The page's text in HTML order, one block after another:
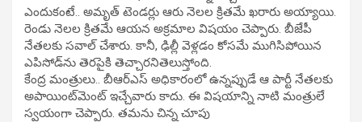
ఎందుకంటే.. అమృత్‌ టెండర్లు ఆరు నెలల క్రితమే ఖరారు అయ్యాయి.
రెండు నెలల క్రితమే ఆయన అక్రమాల విషయం చెప్పారు. బీజేపీ
నేతలకు సవాల్‌ చేశారు. కానీ, ఢిల్లీ వెళ్లడం కోసమే ముగిసిపోయిన
ఎపిసోడ్‌ను తెరపైకి తెచ్చారనితెలుస్తోంది.
కేంద్ర మంత్రులు.. బీఆర్‌ఎస్‌ అధికారంలో ఉన్నప్పుడే ఆ పార్టీ నేతలకు
అపాయింట్‌మెంట్‌ ఇచ్చేవారు కాదు. ఈ విషయాన్ని నాటి మంత్రులే
స్వయంగా చెప్పారు. తమను చిన్న చూపు